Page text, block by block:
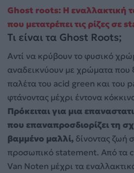
Ghost roots: Η εναλλακτική
που μετατρέπει τις ρίζες σε
Τι είναι τα Ghost Roots;
Αντί να κρύβουν το φυσικό
αναδεικνύουν με χρώματα που
παλέτα του acid green και του
φτάνοντας μέχρι έντονα
Πρόκειται για μια
που επαναπροσδιορίζει τη
βαμμένο μαλλί, δίνοντας ζωή
προσωπικό statement. Από τα
Van Noten μέχρι τα